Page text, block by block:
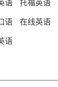
语 托福英语
语 在线英语
语